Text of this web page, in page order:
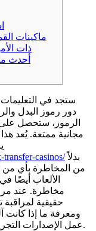
ماكينات
ذات
أحدث
ستجد في التعليمات
دور رموز البدل
مجانية ممتعة. يُعد هذا
transfer-casinos/بدلاً
من المخاطرة بأي من
الألعاب أيضًا
مخاطرة. عند
حقيقية
ومعرفة ما إذا
عمل الإصدارات التجريبية بأمان، ويمكنك تجربة أحدث إصدار كامل.